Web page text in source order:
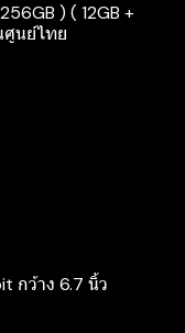
) ( 12GB +
ศูนย์ไทย
กว้าง 6.7 นิ้ว